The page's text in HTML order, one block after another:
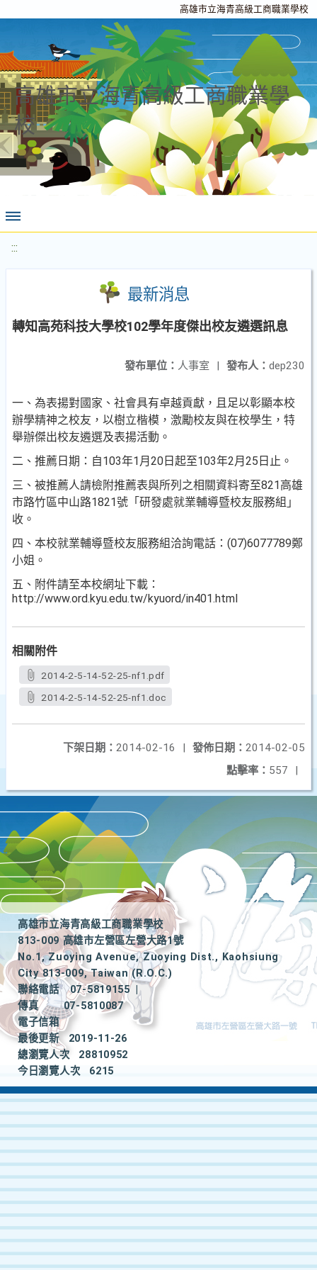
高雄市立海青高級工商職業學校
高雄市立海青高級工商職業學
校
:::
最新消息
轉知高苑科技大學校102學年度傑出校友遴選訊息
發布人： dep230
發布單位： 人事室 |
一、為表揚對國家、社會具有卓越貢獻，且足以彰顯本校
辦學精神之校友，以樹立楷模，激勵校友與在校學生，特
舉辦傑出校友遴選及表揚活動。
二、推薦日期：自103年1月20日起至103年2月25日止。
三、被推薦人請檢附推薦表與所列之相關資料寄至821高雄
市路竹區中山路1821號「研發處就業輔導暨校友服務組」
收 。
四、本校就業輔導暨校友服務組洽詢電話：(07)6077789鄭
小姐。
五、附件請至本校網址下載：
http://www.ord.kyu.edu.tw/kyuord/in401.html
相關附件
2014-2-5-14-52-25-nf1.pdf
2014-2-5-14-52-25-nf1.doc
發佈日期： 2014-02-05
下架日期： 2014-02-16
|
點擊率： 557 |
高雄市立海青高級工商職業學校
813-009 高雄市左營區左營大路1號
No.1, Zuoying Avenue, Zuoying Dist., Kaohsiung
City 813-009, Taiwan (R.O.C.)
聯絡電話
07-5819155
|
傳真
07-5810087
電子信箱
最後更新
2019-11-26
總瀏覽人次
28810952
今日瀏覽人次
6215